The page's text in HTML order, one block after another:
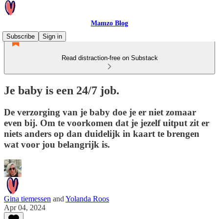
Mamzo Blog
Subscribe
Sign in
Read distraction-free on Substack
Je baby is een 24/7 job.
De verzorging van je baby doe je er niet zomaar
even bij. Om te voorkomen dat je jezelf uitput zit er
niets anders op dan duidelijk in kaart te brengen
wat voor jou belangrijk is.
Gina tiemessen and Yolanda Roos
Apr 04, 2024